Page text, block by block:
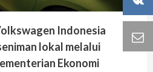
Indonesia
lokal melalui
Ekonomi